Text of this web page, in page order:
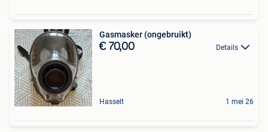
Gasmasker (ongebruikt)
€ 70,00 Details
Hasselt 1 mei 26